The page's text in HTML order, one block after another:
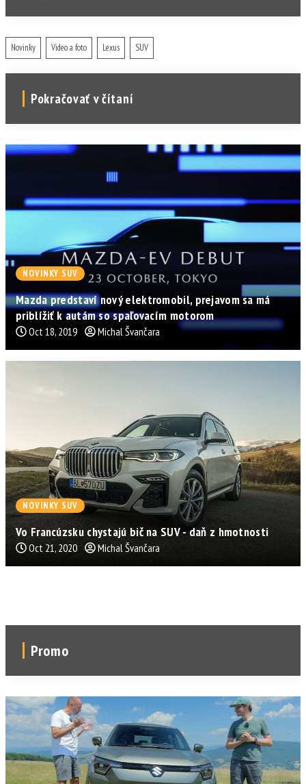
Novinky Video a foto Lexus SUV
Pokračovať v čítaní
NOVINKY SUV
Mazda predstaví nový elektromobil, prejavom sa má
priblížiť k autám so spaľovacím motorom
Oct 18, 2019 Michal Švančara
NOVINKY SUV
Vo Francúzsku chystajú bič na SUV - daň z hmotnosti
Oct 21, 2020 Michal Švančara
Promo